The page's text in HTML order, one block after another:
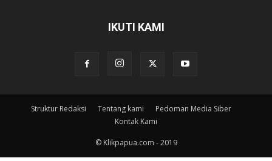
IKUTI KAMI
Struktur Redaksi Tentang kami
Pedoman Media Siber
Kontak Kami
© Klikpapua.com - 2019